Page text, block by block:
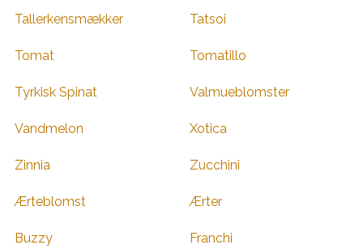
Tallerkensmækker Tatsoi
Tomat Tomatillo
Tyrkisk Spinat Valmueblomster
Vandmelon Xotica
Zinnia Zucchini
Ærteblomst Ærter
Buzzy Franchi